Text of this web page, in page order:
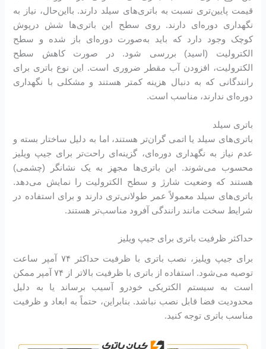
قیمت پایین‌تری نسبت به باتری‌های سیلد دارند. بااین‌حال، نیاز به
نگهداری دوره‌ای دارند. روی سطح این باتری‌ها شش درپوش
کوچک وجود دارد که باید به‌صورت دوره‌ای باز شده و سطح
الکترولیت (اسید) بررسی شود. در صورت کاهش سطح
الکترولیت، افزودن آب مقطر ضروری است. این نوع باتری برای
رانندگانی که به دنبال هزینه کمتر هستند و مشکلی با نگهداری
دوره‌ای ندارند، مناسب است.
باتری سیلد
باتری‌های سیلد یا اتمی گران‌تر هستند، اما به دلیل ساختار بسته و
عدم نیاز به نگهداری دوره‌ای، گزینه‌ای راحت‌تر برای جیپ ویلیز
محسوب می‌شوند. این باتری‌ها مجهز به یک نشانگر (چشمی)
هستند که وضعیت شارژ و سطح الکترولیت را نمایش می‌دهد.
باتری‌های سیلد معمولاً عمر طولانی‌تری دارند و برای استفاده در
شرایط سخت مانند رانندگی آفرود مناسب‌تر هستند.
حداکثر ظرفیت باتری برای جیپ ویلیز
برای جیپ ویلیز، نصب باتری با ظرفیت حداکثر ۷۴ آمپر ساعت
توصیه می‌شود. استفاده از باتری با ظرفیت بالاتر از ۷۴ آمپر ممکن
است به سیستم الکتریکی خودرو آسیب برساند یا به دلیل
محدودیت فضا قابل نصب نباشد. بنابراین، حتماً به ابعاد و ظرفیت
مناسب باتری توجه کنید.